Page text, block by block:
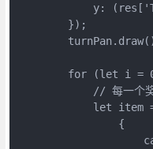
y:
        });
for (let i =
// 每一个
let item
                {